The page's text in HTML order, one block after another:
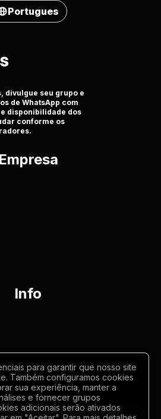
Portugues
divulgue seu grupo e
de WhatsApp com
disponibilidade dos
conforme os
Empresa
Info
para garantir que nosso site
Também configuramos cookies
sua experiência, manter a
e fornecer grupos
adicionais serão ativados